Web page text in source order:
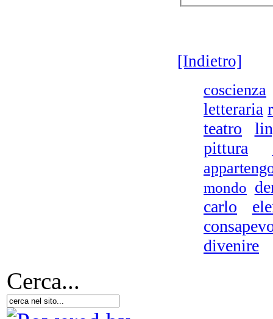
[Indietro]
coscienza
letteraria
teatro
pittura
mondo
carlo
divenire
Cerca...